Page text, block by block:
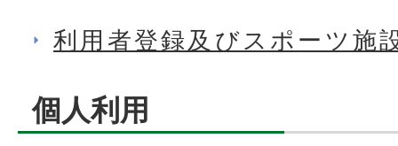
利用者登録及びスポーツ施
個人利用